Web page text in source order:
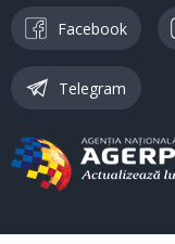
Facebook
Telegram